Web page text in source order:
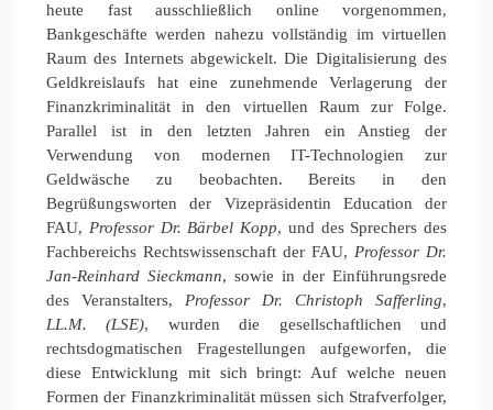
heute fast ausschließlich online vorgenommen,
Bankgeschäfte werden nahezu vollständig im virtuellen
Raum des Internets abgewickelt. Die Digitalisierung des
Geldkreislaufs hat eine zunehmende Verlagerung der
Finanzkriminalität in den virtuellen Raum zur Folge.
Parallel ist in den letzten Jahren ein Anstieg der
Verwendung von modernen IT-Technologien zur
Geldwäsche zu beobachten. Bereits in den
Begrüßungsworten der Vizepräsidentin Education der
FAU, Professor Dr. Bärbel Kopp, und des Sprechers des
Fachbereichs Rechtswissenschaft der FAU, Professor Dr.
Jan-Reinhard Sieckmann, sowie in der Einführungsrede
des Veranstalters, Professor Dr. Christoph Safferling,
LL.M. (LSE), wurden die gesellschaftlichen und
rechtsdogmatischen Fragestellungen aufgeworfen, die
diese Entwicklung mit sich bringt: Auf welche neuen
Formen der Finanzkriminalität müssen sich Strafverfolger,